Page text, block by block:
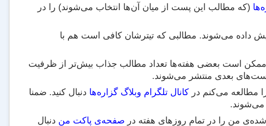
(که مطالب این پست از میان آن‌ها انتخاب می‌شوند) را در
داده می‌شوند. مطالبی که تیترشان کافی است هم با
ممکن است بعضی هفته‌ها تعداد مطالب جذاب بیش‌تر از ظرفیت
پست‌های بعدی منتشر می‌شوند.
مطالعه می‌کنم درکانال تلگرام وبلاگ گزاره‌ها دنبال کنید. ضمنا
می‌شوند.
من را در تمام روزهای هفته در صفحه‌ی پاکت من دنبال